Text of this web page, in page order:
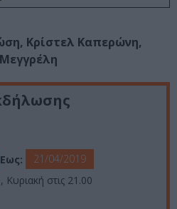
Κρίστελ Καπερώνη,
Εως:
21/04/2019
στις 21.00